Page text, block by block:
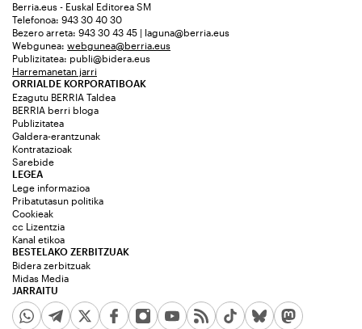
Berria.eus - Euskal Editorea SM
Telefonoa: 943 30 40 30
Bezero arreta: 943 30 43 45 | laguna@berria.eus
Webgunea: webgunea@berria.eus
Publizitatea: publi@bidera.eus
Harremanetan jarri
ORRIALDE KORPORATIBOAK
Ezagutu BERRIA Taldea
BERRIA berri bloga
Publizitatea
Galdera-erantzunak
Kontratazioak
Sarebide
JARRAITU
LEGEA
Lege informazioa
Pribatutasun politika
Cookieak
cc Lizentzia
Kanal etikoa
BESTELAKO ZERBITZUAK
Bidera zerbitzuak
Midas Media